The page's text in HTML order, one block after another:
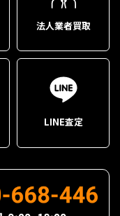
法人業者買取
LINE査定